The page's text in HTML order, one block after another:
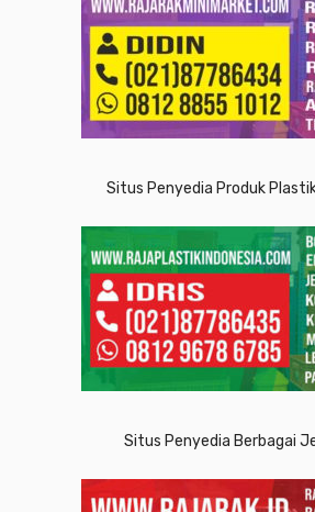
Situs Penyedia Produk
Situs Penyedia Berbagai